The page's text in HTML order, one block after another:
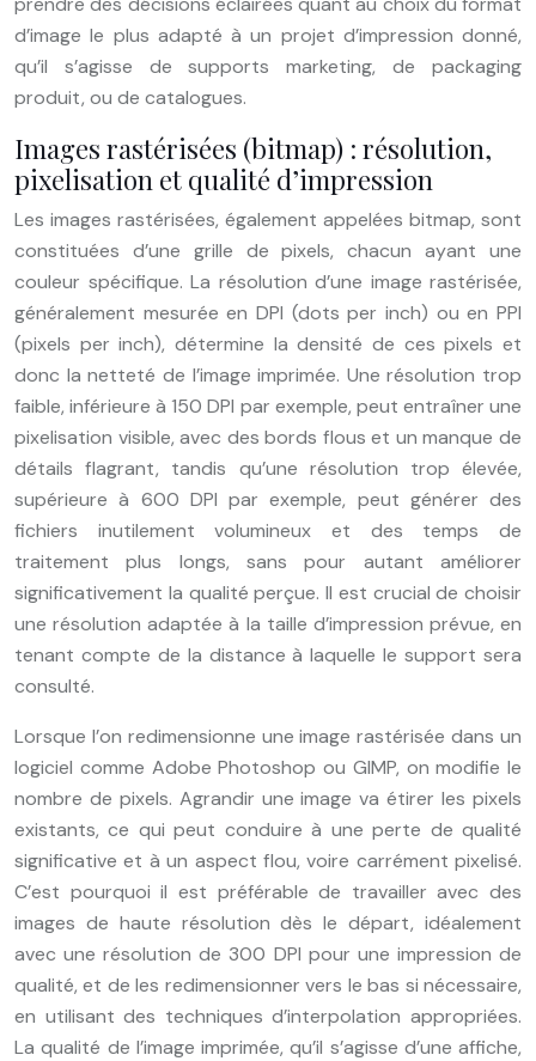
d’image le plus adapté à un projet d’impression donné,
qu’il s’agisse de supports marketing, de packaging
produit, ou de catalogues.
Images rastérisées (bitmap) : résolution,
pixelisation et qualité d’impression
Les images rastérisées, également appelées bitmap, sont
constituées d’une grille de pixels, chacun ayant une
couleur spécifique. La résolution d’une image rastérisée,
généralement mesurée en DPI (dots per inch) ou en PPI
(pixels per inch), détermine la densité de ces pixels et
donc la netteté de l’image imprimée. Une résolution trop
faible, inférieure à 150 DPI par exemple, peut entraîner une
pixelisation visible, avec des bords flous et un manque de
détails flagrant, tandis qu’une résolution trop élevée,
supérieure à 600 DPI par exemple, peut générer des
fichiers inutilement volumineux et des temps de
traitement plus longs, sans pour autant améliorer
significativement la qualité perçue. Il est crucial de choisir
une résolution adaptée à la taille d’impression prévue, en
tenant compte de la distance à laquelle le support sera
consulté.
Lorsque l’on redimensionne une image rastérisée dans un
logiciel comme Adobe Photoshop ou GIMP, on modifie le
nombre de pixels. Agrandir une image va étirer les pixels
existants, ce qui peut conduire à une perte de qualité
significative et à un aspect flou, voire carrément pixelisé.
C’est pourquoi il est préférable de travailler avec des
images de haute résolution dès le départ, idéalement
avec une résolution de 300 DPI pour une impression de
qualité, et de les redimensionner vers le bas si nécessaire,
en utilisant des techniques d’interpolation appropriées.
La qualité de l’image imprimée, qu’il s’agisse d’une affiche,